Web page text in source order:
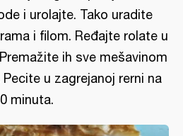
i urolajte. Tako uradite
i filom. Ređajte rolate u
ih sve mešavinom
Pecite u zagrejanoj rerni na
minuta.